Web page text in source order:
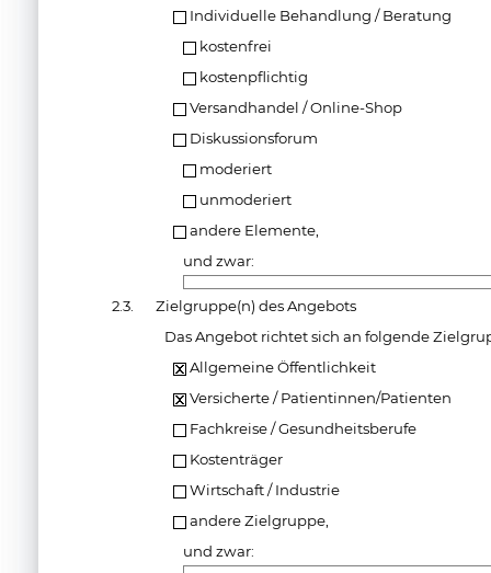
Individuelle Behandlung / Beratung
kostenfrei
kostenpflichtig
Versandhandel / Online-Shop
Diskussionsforum
moderiert
unmoderiert
andere Elemente,
und zwar:
2.3.
Zielgruppe(n) des Angebots
Das Angebot richtet sich an folgende
Allgemeine Öffentlichkeit
Versicherte / Patientinnen/Patienten
Fachkreise / Gesundheitsberufe
Kostenträger
Wirtschaft / Industrie
andere Zielgruppe,
und zwar: